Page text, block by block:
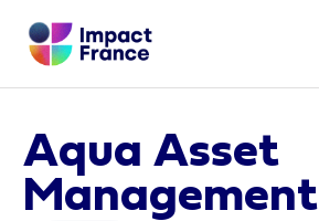
Aqua Asset
Management